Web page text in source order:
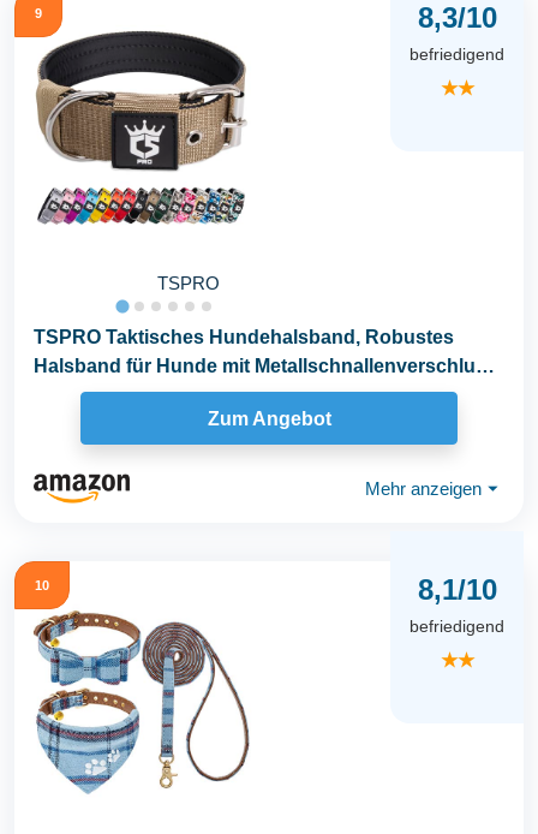
9
TSPRO
8,3/10
befriedigend
★★
TSPRO Taktisches Hundehalsband, Robustes
Halsband für Hunde mit Metallschnallenverschluss,
3,8 cm...
Zum Angebot
Mehr anzeigen ⏷
10 8,1/10
befriedigend
★★